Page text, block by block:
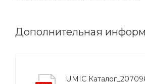
Дополнительная
UMIC